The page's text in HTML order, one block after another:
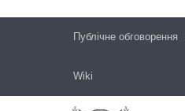
Публічне обговорення
Wiki